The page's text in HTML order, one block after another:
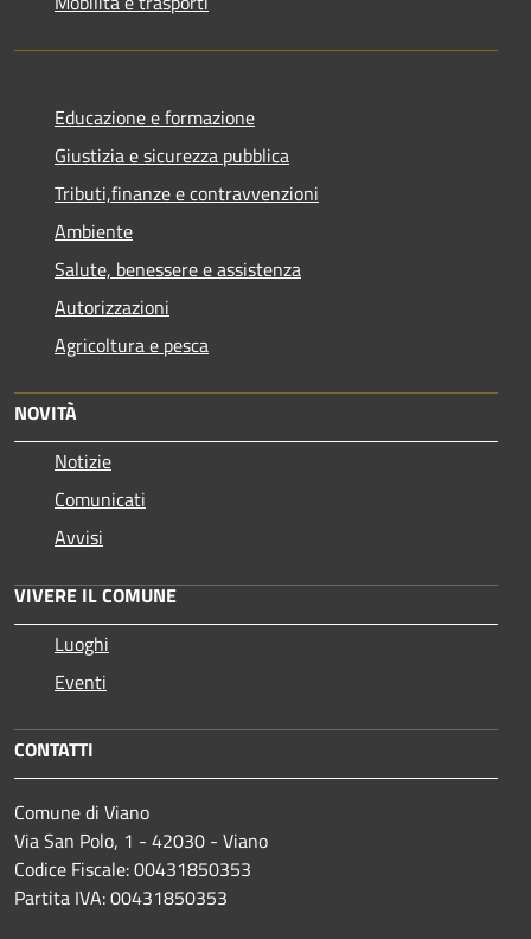
Educazione e formazione
Giustizia e sicurezza pubblica
Tributi,finanze e contravvenzioni
Ambiente
Salute, benessere e assistenza
Autorizzazioni
Agricoltura e pesca
NOVITÀ
Notizie
Comunicati
Avvisi
VIVERE IL COMUNE
Luoghi
Eventi
CONTATTI
Comune di Viano
Via San Polo, 1 - 42030 - Viano
Codice Fiscale: 00431850353
Partita IVA: 00431850353